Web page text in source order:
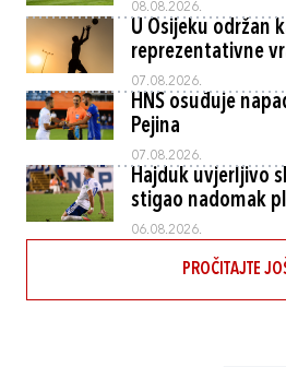
08.08.2026.
U Osijeku održan
reprezentativne
07.08.2026.
HNS osuđuje
Pejina
07.08.2026.
Hajduk uvjerljivo
stigao nadomak
06.08.2026.
PROČITAJTE